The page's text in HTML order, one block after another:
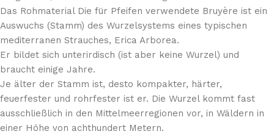
Das Rohmaterial Die für Pfeifen verwendete Bruyère ist ein
Auswuchs (Stamm) des Wurzelsystems eines typischen
mediterranen Strauches, Erica Arborea.
Er bildet sich unterirdisch (ist aber keine Wurzel) und
braucht einige Jahre.
Je älter der Stamm ist, desto kompakter, härter,
feuerfester und rohrfester ist er. Die Wurzel kommt fast
ausschließlich in den Mittelmeerregionen vor, in Wäldern in
einer Höhe von achthundert Metern.